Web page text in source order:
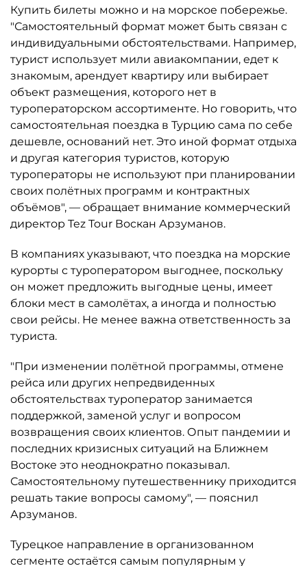
Купить билеты можно и на морское побережье.
"Самостоятельный формат может быть связан с
индивидуальными обстоятельствами. Например,
турист использует мили авиакомпании, едет к
знакомым, арендует квартиру или выбирает
объект размещения, которого нет в
туроператорском ассортименте. Но говорить, что
самостоятельная поездка в Турцию сама по себе
дешевле, оснований нет. Это иной формат отдыха
и другая категория туристов, которую
туроператоры не используют при планировании
своих полётных программ и контрактных
объёмов", — обращает внимание коммерческий
директор Tez Tour Воскан Арзуманов.
В компаниях указывают, что поездка на морские
курорты с туроператором выгоднее, поскольку
он может предложить выгодные цены, имеет
блоки мест в самолётах, а иногда и полностью
свои рейсы. Не менее важна ответственность за
туриста.
"При изменении полётной программы, отмене
рейса или других непредвиденных
обстоятельствах туроператор занимается
поддержкой, заменой услуг и вопросом
возвращения своих клиентов. Опыт пандемии и
последних кризисных ситуаций на Ближнем
Востоке это неоднократно показывал.
Самостоятельному путешественнику приходится
решать такие вопросы самому", — пояснил
Арзуманов.
Турецкое направление в организованном
сегменте остаётся самым популярным у